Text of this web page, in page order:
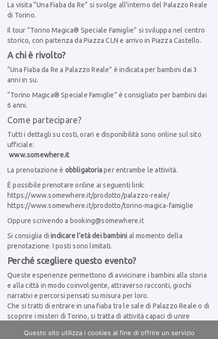
La visita “Una Fiaba da Re” si svolge all’interno del Palazzo Reale
di Torino.
Il tour “Torino Magica®️ Speciale Famiglie” si sviluppa nel centro
storico, con partenza da Piazza CLN e arrivo in Piazza Castello.
A chi è rivolto?
“Una Fiaba da Re a Palazzo Reale” è indicata per bambini dai 3
anni in su.
“Torino Magica®️ Speciale Famiglie” è consigliato per bambini dai
6 anni.
Come partecipare?
Tutti i dettagli su costi, orari e disponibilità sono online sul sito
ufficiale:
www.somewhere.it
La prenotazione è obbligatoriaper entrambe le attività.
È possibile prenotare online ai seguenti link:
https://www.somewhere.it/prodotto/palazzo-reale/
https://www.somewhere.it/prodotto/torino-magica-famiglie
Oppure scrivendo a booking@somewhere.it
Si consiglia diindicare l’età dei bambini al momento della
prenotazione. I posti sono limitati.
Perché scegliere questo evento?
Queste esperienze permettono di avvicinare i bambini alla storia
e alla città in modo coinvolgente, attraverso racconti, giochi
narrativi e percorsi pensati su misura per loro.
Che si tratti di entrare in una fiaba tra le sale di Palazzo Reale o di
scoprire i misteri di Torino, si tratta di attività capaci di unire
Questo sito utilizza i cookies al fine di offrire un servizio